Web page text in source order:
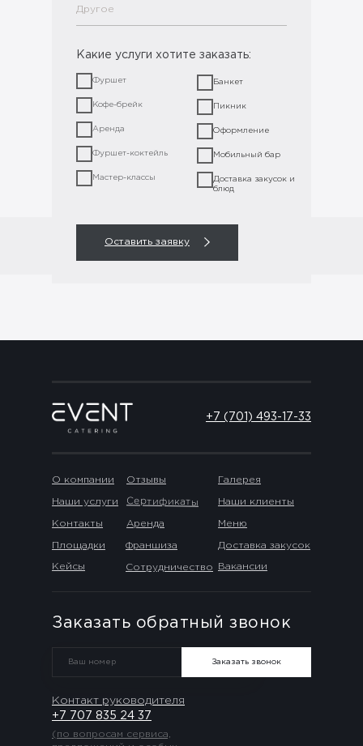
Какие услуги хотите заказать:
Фуршет
Кофе-брейк
Аренда
Фуршет-коктейль
Мастер-классы
Банкет
Пикник
Оформление
Мобильный бар
Доставка закусок и
блюд
Оставить заявку
Оставить заявку
О компании Отзывы
Площадки
Аренда
Франшиза Доставка закусок
Вакансии
Наши услуги Сертификаты
Меню
Наши клиенты
Галерея
Кейсы
Контакты
Заказать обратный звонок
Заказать звонок
(по вопросам сервиса,
Контакт руководителя
+7 707 835 24 37
+7 (701) 493-17-33
Сотрудничество